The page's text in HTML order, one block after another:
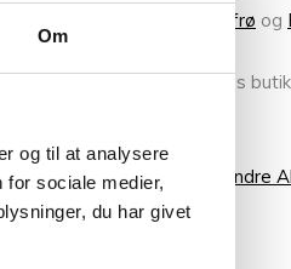
Om
og til at analysere
sociale medier,
du har givet
sammen med vores
Bøllefrø og
så kom forbi vores
Alpaca 1, samtIsagers andre